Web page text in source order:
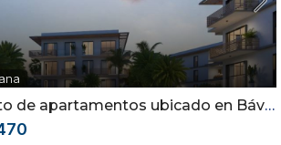
apartamentos ubicado en Bávaro, Punta Cana